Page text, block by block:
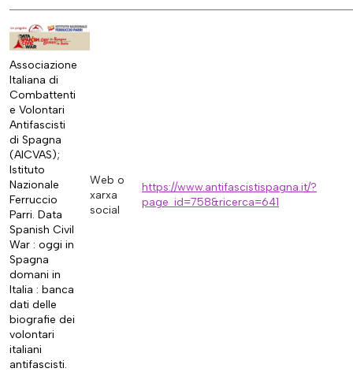
Associazione
Italiana di
Combattenti
e Volontari
Antifascisti
di Spagna
(AICVAS);
Istituto
Nazionale
Ferruccio
Parri. Data
Spanish Civil
War : oggi in
Spagna
domani in
Italia : banca
dati delle
biografie dei
volontari
italiani
antifascisti.
Web o
xarxa
social
https://www.antifascistispagna.it/?
page_id=758&ricerca=641